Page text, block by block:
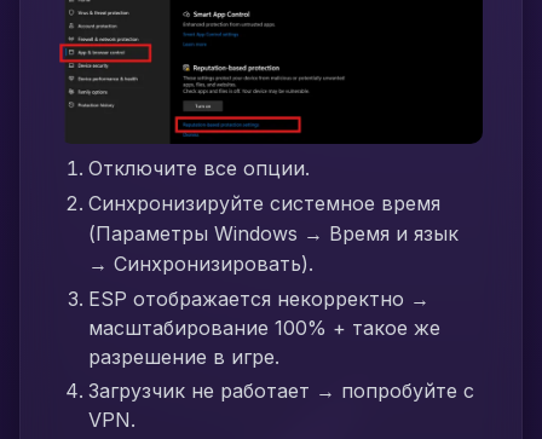
Отключите все опции.
Синхронизируйте системное время
(Параметры Windows → Время и язык
→ Синхронизировать).
ESP отображается некорректно →
масштабирование 100% + такое же
разрешение в игре.
Загрузчик не работает → попробуйте с
VPN.